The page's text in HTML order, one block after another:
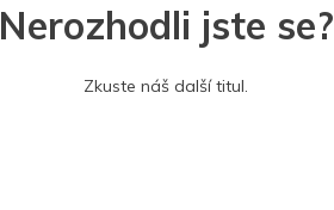
Nerozhodli jste se?
Zkuste náš další titul.